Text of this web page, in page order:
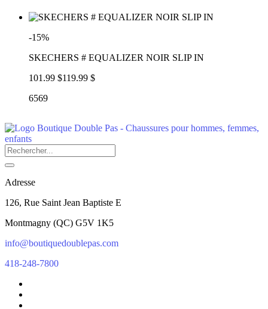
-15%
SKECHERS # EQUALIZER NOIR SLIP IN
101.99 $119.99 $
6569
Adresse
126, Rue Saint Jean Baptiste E
Montmagny (QC) G5V 1K5
info@boutiquedoublepas.com
418-248-7800